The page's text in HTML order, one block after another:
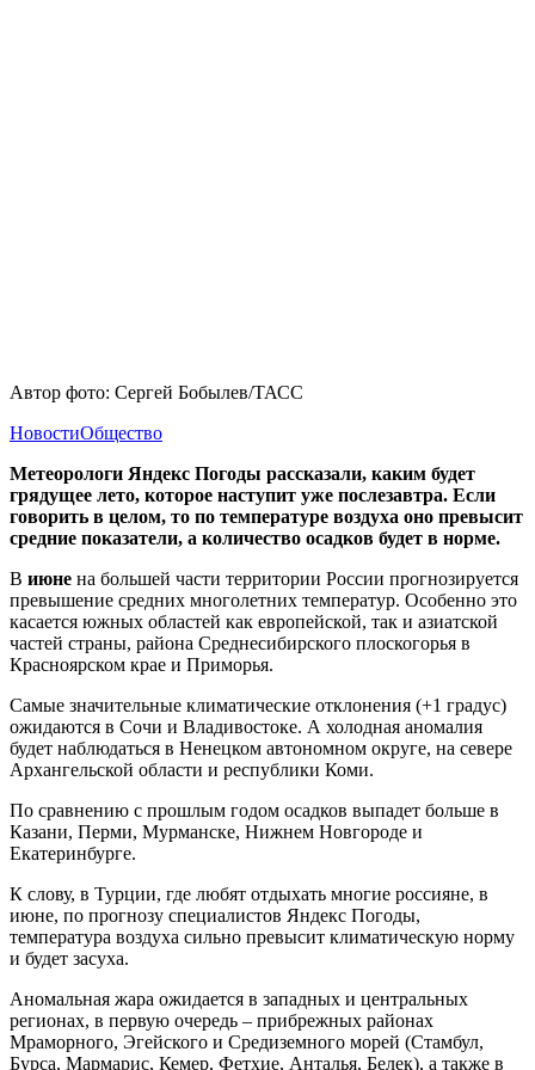
Автор фото: Сергей Бобылев/ТАСС
НовостиОбщество
Метеорологи Яндекс Погоды рассказали, каким будет
грядущее лето, которое наступит уже послезавтра. Если
говорить в целом, то по температуре воздуха оно превысит
средние показатели, а количество осадков будет в норме.
В июне на большей части территории России прогнозируется
превышение средних многолетних температур. Особенно это
касается южных областей как европейской, так и азиатской
частей страны, района Среднесибирского плоскогорья в
Красноярском крае и Приморья.
Самые значительные климатические отклонения (+1 градус)
ожидаются в Сочи и Владивостоке. А холодная аномалия
будет наблюдаться в Ненецком автономном округе, на севере
Архангельской области и республики Коми.
По сравнению с прошлым годом осадков выпадет больше в
Казани, Перми, Мурманске, Нижнем Новгороде и
Екатеринбурге.
К слову, в Турции, где любят отдыхать многие россияне, в
июне, по прогнозу специалистов Яндекс Погоды,
температура воздуха сильно превысит климатическую норму
и будет засуха.
Аномальная жара ожидается в западных и центральных
регионах, в первую очередь – прибрежных районах
Мраморного, Эгейского и Средиземного морей (Стамбул,
Бурса, Мармарис, Кемер, Фетхие, Анталья, Белек), а также в